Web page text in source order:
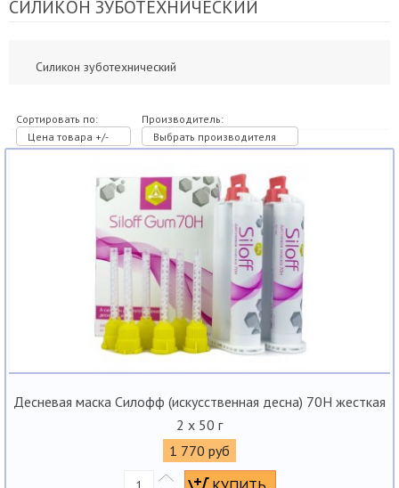
СИЛИКОН ЗУБОТЕХНИЧЕСКИЙ
Силикон зуботехнический
Сортировать по:
Цена товара +/-
Производитель:
Выбрать производителя
Десневая маска Силофф (искусственная десна) 70H жесткая
2 х 50 г
1 770 руб